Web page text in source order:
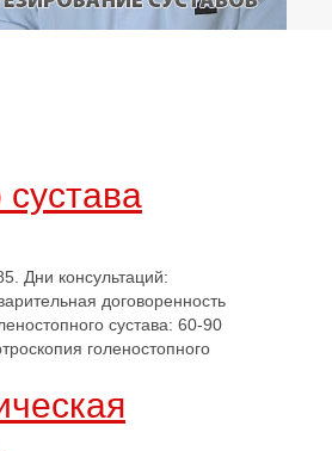
сустава
Дни консультаций:
договоренность
сустава: 60-90
голеностопного